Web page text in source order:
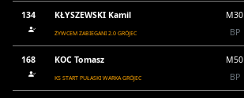
134 KŁYSZEWSKI Kamil
ŻYWCEM ZABIEGANI 2.0 GRÓJEC
M30
BP
168 KOC Tomasz
KS START PUŁASKI WARKA GRÓJEC
M50
BP